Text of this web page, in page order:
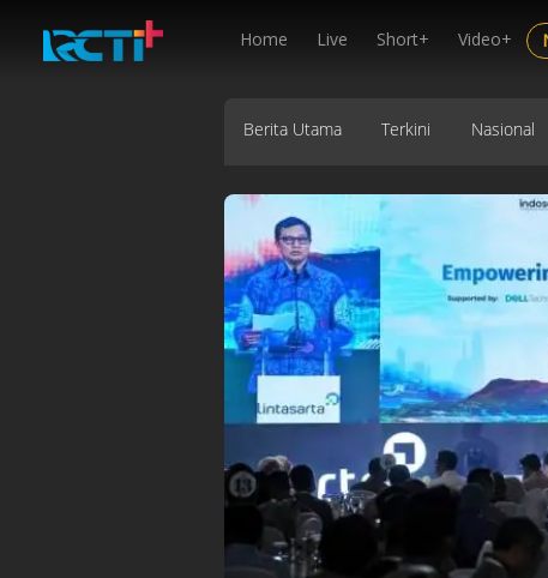
Home Live Short+ Video+
Berita Utama Terkini Nasional